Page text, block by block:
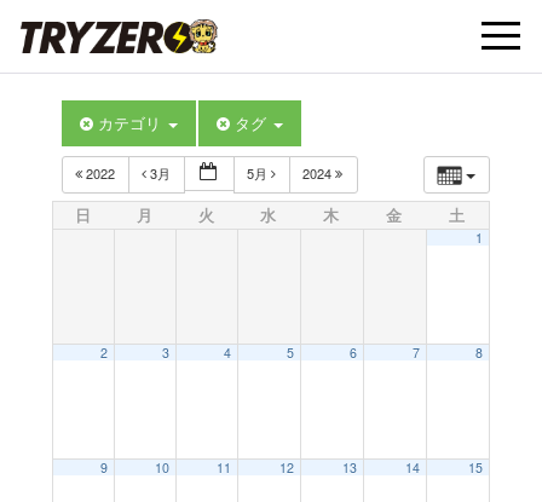
t
カテゴリ タグ
2022 3月 5月 2024
日 月 火 水 木 金 土
1
2 3 4 5 6 7 8
9 10 11 12 13 14 15